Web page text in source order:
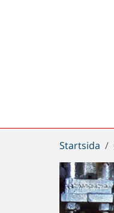
Du
är
här:
Startsida